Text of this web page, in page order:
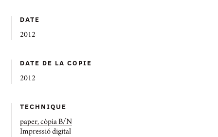
DATE
2012
DATE DE LA COPIE
2012
TECHNIQUE
paper, còpia B/N
Impressió digital